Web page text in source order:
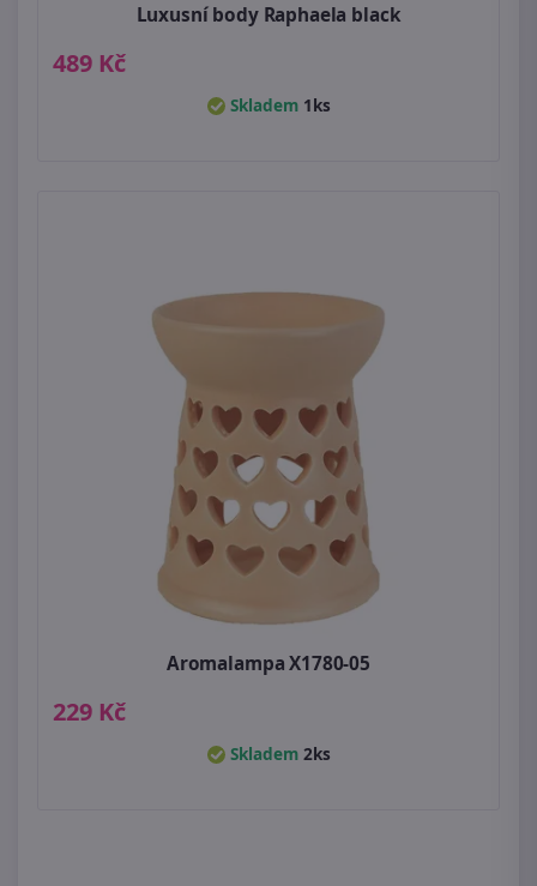
Luxusní body Raphaela black
489 Kč
Skladem 1ks
Aromalampa X1780-05
229 Kč
Skladem 2ks